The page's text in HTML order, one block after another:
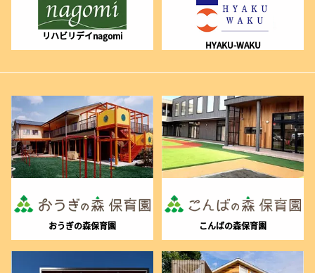
リハビリデイnagomi
HYAKU-WAKU
おうぎの森保育園 こんばの森保育園